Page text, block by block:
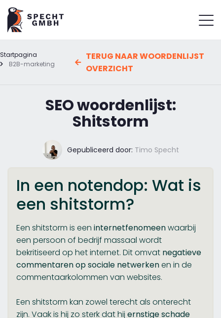
Startpagina
B2B-marketing
TERUG NAAR WOORDENLIJST
OVERZICHT
SEO woordenlijst:
Shitstorm
Gepubliceerd door: Timo Specht
In een notendop: Wat is
een shitstorm?
Een shitstorm is een internetfenomeenwaarbij
een persoon of bedrijf massaal wordt
bekritiseerd op het internet. Dit omvat negatieve
commentaren op sociale netwerkenen in de
commentaarkolommen van websites.
Een shitstorm kan zowel terecht als onterecht
zijn. Vaak is hij zo sterk dat hij ernstige schade